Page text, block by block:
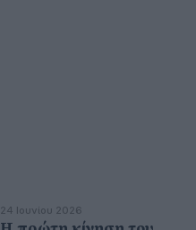
24 Ιουνίου 2026